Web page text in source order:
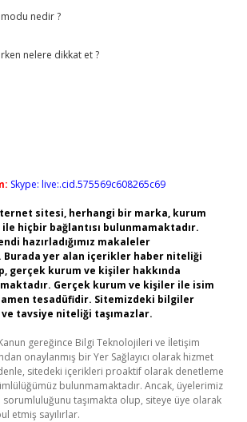
nedir ?
nelere dikkat et ?
Skype: live:.cid.575569c608265c69
sitesi, herhangi bir marka, kurum
hiçbir bağlantısı bulunmamaktadır.
hazırladığımız makaleler
Burada yer alan içerikler haber niteliği
gerçek kurum ve kişiler hakkında
Gerçek kurum ve kişiler ile isim
tesadüfidir. Sitemizdeki bilgiler
tavsiye niteliği taşımazlar.
Kanun gereğince Bilgi Teknolojileri ve İletişim
onaylanmış bir Yer Sağlayıcı olarak hizmet
sitedeki içerikleri proaktif olarak denetleme
bulunmamaktadır. Ancak, üyelerimiz
sorumluluğunu taşımakta olup, siteye üye olarak
etmiş sayılırlar.